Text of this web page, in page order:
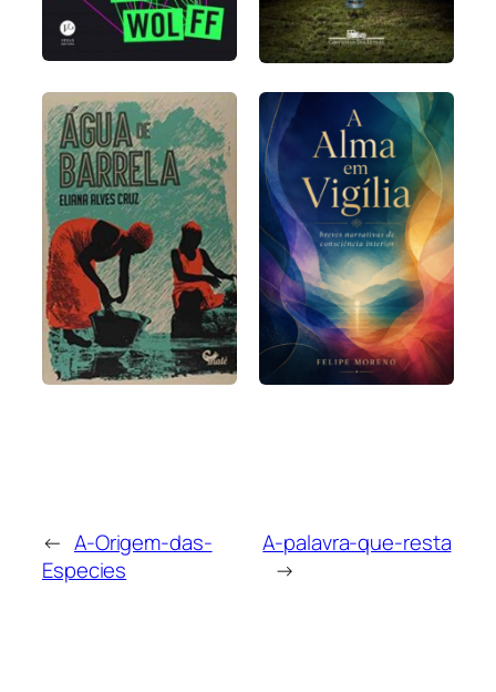
← A-Origem-das-
Especies
A-palavra-que-resta
→